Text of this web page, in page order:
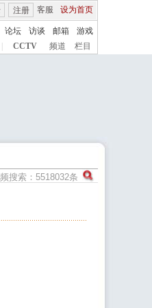
客服 设为首页
注册
论坛 访谈 邮箱
游戏
CCTV 频道 栏目